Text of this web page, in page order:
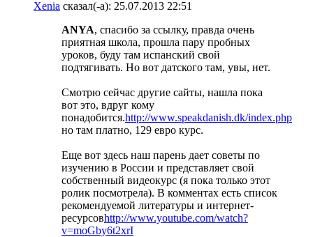
Xenia сказал(-а): 25.07.2013 22:51
ANYA, спасибо за ссылку, правда очень
приятная школа, прошла пару пробных
уроков, буду там испанский свой
подтягивать. Но вот датского там, увы, нет.
Смотрю сейчас другие сайты, нашла пока
вот это, вдруг кому
понадобится.http://www.speakdanish.dk/index.php
но там платно, 129 евро курс.
Еще вот здесь наш парень дает советы по
изучению в России и представляет свой
собственный видеокурс (я пока только этот
ролик посмотрела). В комментах есть список
рекомендуемой литературы и интернет-
ресурсовhttp://www.youtube.com/watch?
v=moGby6t2xrI